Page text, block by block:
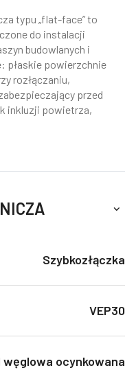
typu „flat-face” to
do instalacji
budowlanych i
płaskie powierzchnie
rozłączaniu,
przed
inkluzji powietrza,
Szybkozłączka
VEP30
węglowa ocynkowana